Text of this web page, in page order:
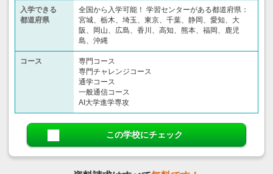
入学できる
都道府県
全国から入学可能！ 学習センターがある都道府県：
宮城、栃木、埼玉、東京、千葉、静岡、愛知、大
阪、岡山、広島、香川、高知、熊本、福岡、鹿児
島、沖縄
コース
専門コース
専門チャレンジコース
通学コース
一般通信コース
AI大学進学専攻
この学校にチェック